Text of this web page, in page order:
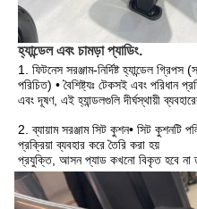
হ্যান্ডেল এবং চামড়া প্যাডিং.
1. ফিটনেস সরঞ্জাম-নির্দিষ্ট হ্যান্ডেল গ্রিপস
পরিচিত) • বৈশিষ্ট্যঃ টেকসই এবং পরিধান
এবং দূষণ, এই হ্যান্ডলগুলি দীর্ঘস্থায়ী
2. ব্যায়াম সরঞ্জাম সিট কুশন• সিট কুশনটি
প্রক্রিয়া ব্যবহার করে তৈরি করা হয়
প্রযুক্তি, আসন প্যাড কখনো বিকৃত হবে না